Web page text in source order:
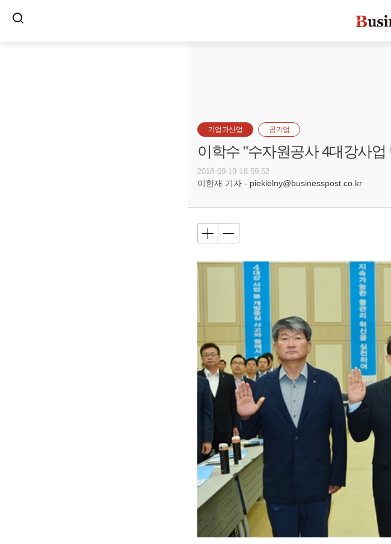
기업과산업 공기업
이학수 "수자원공사 4대강사
2018-09-19 18:59:52
이한재 기자 - piekielny@businesspost.co.kr